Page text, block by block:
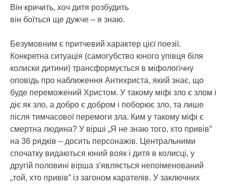
Він кричить, хоч дитя розбудить
він боїться ще дужче – я знаю.
Безумовним є притчевий характер цієї поезії.
Конкретна ситуація (самогубство юного упівця біля
колиски дитини) трансформується в міфологічну
оповідь про наближення Антихриста, який знає, що
буде переможений Христом. У такому міфі зло є злом і
діє як зло, а добро є добром і поборює зло, та лише
після тимчасової перемоги зла. Ким у такому міфі є
смертна людина? У вірші „Я не знаю того, хто привів”
на 36 рядків – досить персонажів. Центральними
спочатку видаються юний вояк і дитя в колисці, у
другій половині вірша з’являється непоіменований
„той, хто привів” із загоном карателів. У заключних